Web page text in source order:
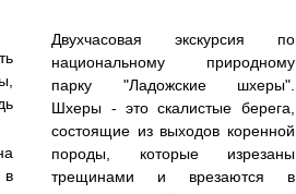
Двухчасовая экскурсия по
национальному природному
парку "Ладожские шхеры".
Шхеры - это скалистые берега,
состоящие из выходов коренной
породы, которые изрезаны
трещинами и врезаются в